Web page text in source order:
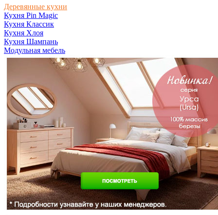
Деревянные кухни
Кухня Pin Magic
Кухня Классик
Кухня Хлоя
Кухня Шампань
Модульная мебель